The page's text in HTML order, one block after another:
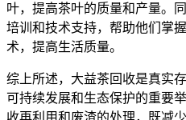
叶，提高茶叶的质量和产量。
培训和技术支持，帮助他们掌
术，提高生活质量。
综上所述，大益茶回收是真实
可持续发展和生态保护的重要
收再利用和废渣的处理，既减